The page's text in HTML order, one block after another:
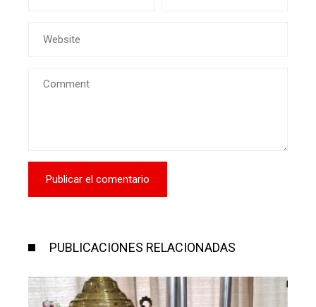
PUBLICACIONES RELACIONADAS